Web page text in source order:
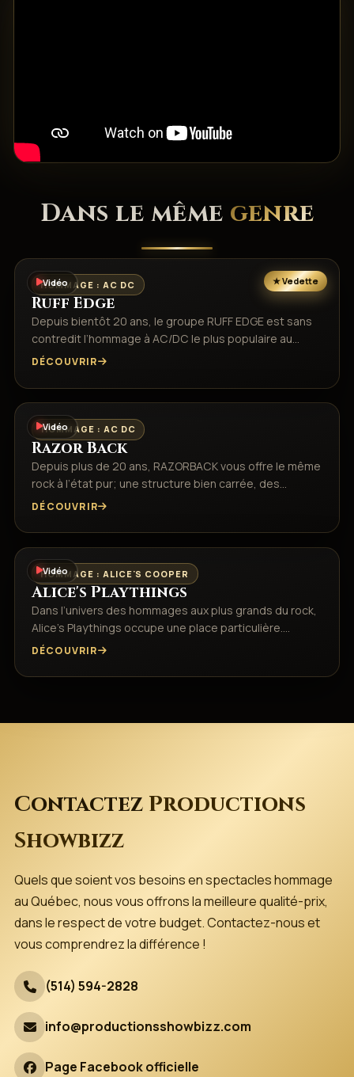
Dans le même genre
Vidéo
HOMMAGE : AC DC
Ruff Edge
Depuis bientôt 20 ans, le groupe RUFF EDGE est sans
contredit l’hommage à AC/DC le plus populaire au…
DÉCOUVRIR
Vidéo
HOMMAGE : AC DC
Razor Back
Depuis plus de 20 ans, RAZORBACK vous offre le même
rock à l’état pur; une structure bien carrée, des…
DÉCOUVRIR
Vidéo
HOMMAGE : ALICE'S COOPER
Alice's Playthings
Dans l’univers des hommages aux plus grands du rock,
Alice’s Playthings occupe une place particulière.…
DÉCOUVRIR
Contactez Productions
Showbizz
Quels que soient vos besoins en spectacles hommage
au Québec, nous vous offrons la meilleure qualité-prix,
dans le respect de votre budget. Contactez-nous et
vous comprendrez la différence !
(514) 594-2828
info@productionsshowbizz.com
Page Facebook officielle